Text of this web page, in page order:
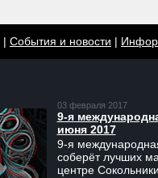
| События и новости |
03 февраля 2017
9-я
июня 2017
9-я
соберёт лучших
центре